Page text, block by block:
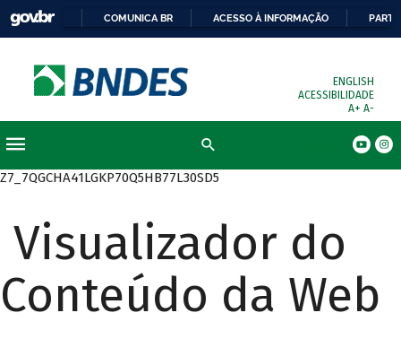
COMUNICA BR ACESSO À INFORMAÇÃO
ENGLISH
ACESSIBILIDADE
A+ A-
Z7_7QGCHA41LGKP70Q5HB77L30SD5
Visualizador do
Conteúdo da Web